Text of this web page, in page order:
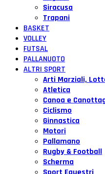
Siracusa
Trapani
BASKET
VOLLEY
FUTSAL
PALLANUOTO
ALTRI SPORT
Arti Marziali,
Atletica
Canoa e
Ciclismo
Ginnastica
Motori
Pallamano
Rugby & Football
Scherma